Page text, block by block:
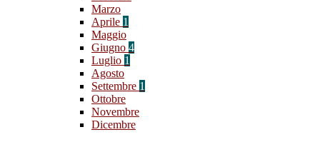
Marzo
Aprile 1
Maggio
Giugno 4
Luglio 1
Agosto
Settembre 1
Ottobre
Novembre
Dicembre